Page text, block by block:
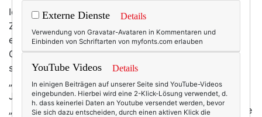
Ich war noch nie eine große Theater-Besucherin.
Zumindest in Deutschland nicht. Aber in New York ist
eben vieles anders. Auch die Sache mit dem Theater.
Oder Musical. So habe ich ich in den letzten Jahren
schon einige tolle Musicals gesehen: „Lion King“,
„Hedwig and the angry Inch“ und „Cabaret“. Dieses
Jahr hingegen war erstmals klassisches Theater dran:
„Crucible“ („Hexenjagd“) von Arthur Miller, das er Mitte
Externe Dienste Details
Verwendung von Gravatar-Avataren in Kommentaren und
Einbinden von Schriftarten von myfonts.com erlauben
YouTube Videos Details
In einigen Beiträgen auf unserer Seite sind YouTube-Videos
eingebunden. Hierbei wird eine 2-Klick-Lösung verwendet, d.
h. dass keinerlei Daten an Youtube versendet werden, bevor
Sie sich dazu entscheiden, durch einen aktiven Klick die